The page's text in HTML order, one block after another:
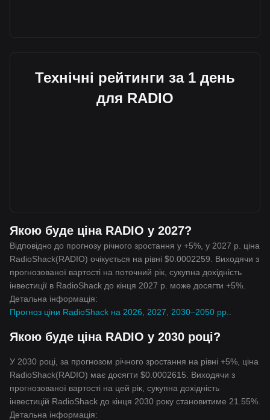
Технічні рейтинги за 1 день
для RADIO
Якою буде ціна RADIO у 2027?
Відповідно до прогнозу річного зростання у +5%, у 2027 р. ціна
RadioShack(RADIO) очікується на рівні $0.0002259. Виходячи з
прогнозованої вартості на поточний рік, сукупна дохідність
інвестиції в RadioShack до кінця 2027 р. може досягти +5%.
Детальна інформація:
Прогноз ціни RadioShack на 2026, 2027, 2030–2050 рр.
Якою буде ціна RADIO у 2030 році?
У 2030 році, за прогнозом річного зростання на рівні +5%, ціна
RadioShack(RADIO) має досягти $0.0002615. Виходячи з
прогнозованої вартості на цей рік, сукупна дохідність
інвестицій RadioShack до кінця 2030 року становитиме 21.55%.
Детальна інформація: